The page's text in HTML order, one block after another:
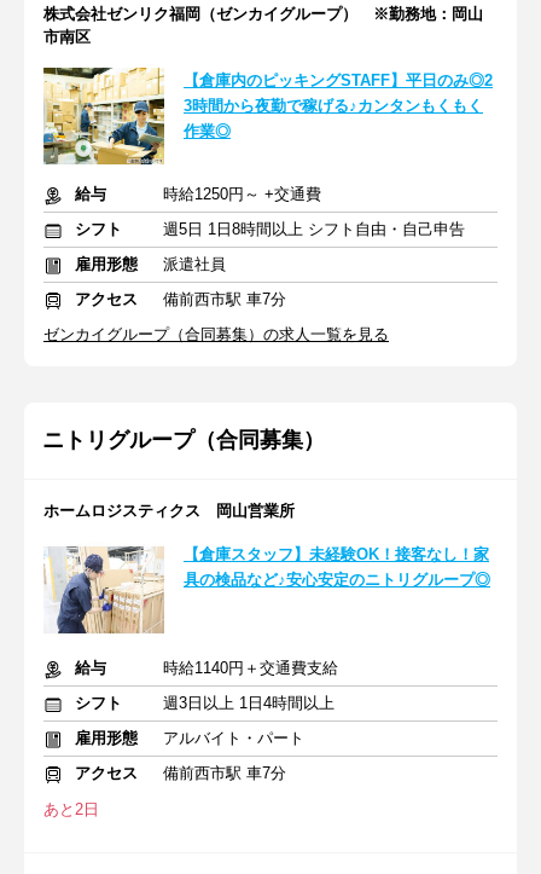
株式会社ゼンリク福岡（ゼンカイグループ） ※勤務地：岡山
市南区
【倉庫内のピッキングSTAFF】平日のみ◎2
3時間から夜勤で稼げる♪カンタンもくもく
作業◎
給与
時給1250円～ +交通費
シフト
週5日 1日8時間以上 シフト自由・自己申告
雇用形態
派遣社員
アクセス
備前西市駅 車7分
ゼンカイグループ（合同募集）の求人一覧を見る
ニトリグループ（合同募集）
ホームロジスティクス 岡山営業所
【倉庫スタッフ】未経験OK！接客なし！家
具の検品など♪安心安定のニトリグループ◎
給与
時給1140円＋交通費支給
シフト
週3日以上 1日4時間以上
雇用形態
アルバイト・パート
アクセス
備前西市駅 車7分
あと2日